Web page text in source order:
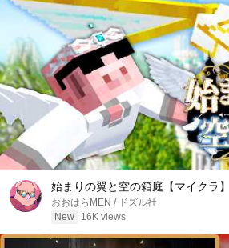
始まりの翼と空の箱庭【マイクラ】
おおはらMEN / ドズル社
New
16K views